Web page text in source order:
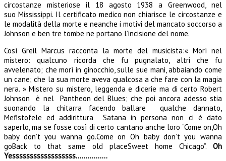
circostanze misteriose il 18 agosto 1938 a Greenwood, nel
suo Mississippi. Il certificato medico non chiarisce le circostanze e
le modalità della morte e neanche i motivi del mancato soccorso a
Johnson e ben tre tombe ne portano l’incisione del nome.
Così Greil Marcus racconta la morte del musicista:« Morì nel
mistero: qualcuno ricorda che fu pugnalato, altri che fu
avvelenato; che morì in ginocchio, sulle sue mani, abbaiando come
un cane; che la sua morte aveva qualcosa a che fare con la magia
nera. » Mistero su mistero, leggenda e dicerie ma di certo Robert
Johnson è nel Pantheon del Blues; che poi ancora adesso stia
suonando la chitarra facendo ballare qualche dannato,
Mefistofele ed addirittura Satana in persona non ci è dato
saperlo, ma se fosse così di certo cantano anche loro “Come on,Oh
baby don’t you wanna go.Come on Oh baby don’t you wanna
goBack to that same old placeSweet home Chicago”. Oh
Yessssssssssssssssss…………….